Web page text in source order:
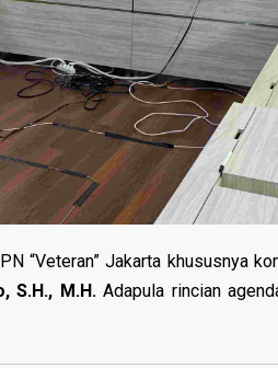
“Veteran” Jakarta khususnya
S.H., M.H.Adapula rincian